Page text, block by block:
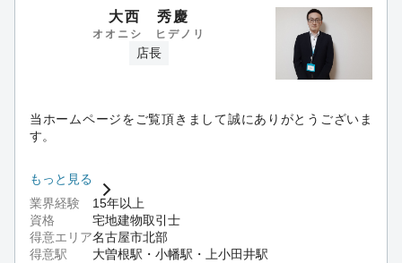
こんにちは！ハウスコム大曽根店です！今年も開催
中の大曽根七夕まつり。猛暑の中、多くの方がすで
に来られております！ぜひ今年も盛り上がってほし
06:30 pm Jul 24th
のお店が尼ケ坂駅にありますよ♪その名もおかしたべ
たい！駄菓子の食べ放題があるお店ですよ♪[ハウスコ
ム 大曽根店]09:20 am Jul 17th
大西 秀慶
オオニシ ヒデノリ
店長
当ホームページをご覧頂きまして誠にありがとうございま
す。
ハウスコム大曽根店 店長の大西です。
大阪の東大阪市出身です。不動産業界は大阪も入れると15年
以上となります。
幅広い知識と経験を活かして、お客様のお部屋探しのお手伝
いをさせていただきます！
もっと見る
業界経験
15年以上
資格
宅地建物取引士
得意エリア名古屋市北部
得意駅
大曽根駅・小幡駅・上小田井駅